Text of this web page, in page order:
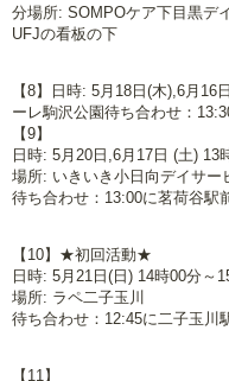
分場所: SOMPOケア下目黒デ
UFJの看板の下
【8】 日時: 5月18日(木),6月16
ーレ駒沢公園待ち合わせ：
【9】
日時: 5月20日,6月17日 (土) 13
場所: いきいき小日向デイサー
待ち合わせ：13:00に茗荷谷駅
【10】★初回活動★
日時: 5月21日(日) 14時00分～
場所: ラペ二子玉川
待ち合わせ：12:45に二子玉川
【11】